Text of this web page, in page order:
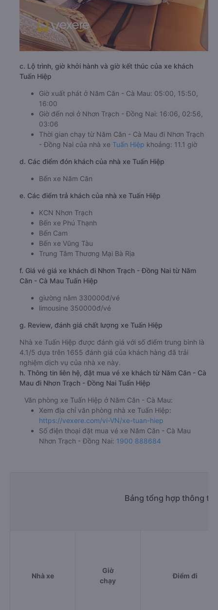
c. Lộ trình, giờ khởi hành và giờ kết thúc của xe khách
Tuấn Hiệp
Giờ xuất phát ở Năm Căn - Cà Mau: 05:00, 15:50,
16:00
Giờ đến nơi ở Nhơn Trạch - Đồng Nai: 16:06, 02:56,
03:06
Thời gian chạy từ Năm Căn - Cà Mau đi Nhơn Trạch
- Đồng Nai của nhà xe Tuấn Hiệp khoảng: 11.1 giờ
d. Các điểm đón khách của nhà xe Tuấn Hiệp
Bến xe Năm Căn
e. Các điểm trả khách của nhà xe Tuấn Hiệp
KCN Nhơn Trạch
Bến xe Phú Thạnh
Bến Cam
Bến xe Vũng Tàu
Trung Tâm Thương Mại Bà Rịa
f. Giá vé giá xe khách đi Nhơn Trạch - Đồng Nai từ Năm
Căn - Cà Mau Tuấn Hiệp
giường nằm 330000đ/vé
limousine 350000đ/vé
g. Review, đánh giá chất lượng xe Tuấn Hiệp
Nhà xe Tuấn Hiệp được đánh giá với số điểm trung bình là
4.1/5 dựa trên 1655 đánh giá của khách hàng đã trải
nghiệm dịch vụ của nhà xe này.
h. Thông tin liên hệ, đặt mua vé xe khách từ Năm Căn - Cà
Mau đi Nhơn Trạch - Đồng Nai Tuấn Hiệp
Văn phòng xe Tuấn Hiệp ở Năm Căn - Cà Mau:
Xem địa chỉ văn phòng nhà xe Tuấn Hiệp:
https://vexere.com/vi-VN/xe-tuan-hiep
Số điện thoại đặt mua vé xe Năm Căn - Cà Mau
Nhơn Trạch - Đồng Nai: 1900 888684
Bảng tổng hợp thông tin
Nhà xe
Giờ
chạy
Điểm đi